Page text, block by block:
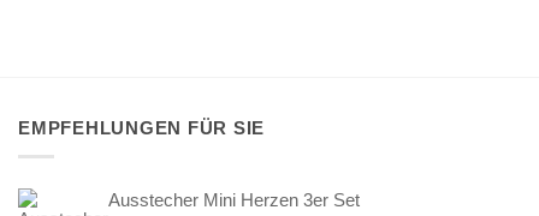
EMPFEHLUNGEN FÜR SIE
Ausstecher Mini Herzen 3er Set